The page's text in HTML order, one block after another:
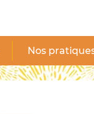
Nos